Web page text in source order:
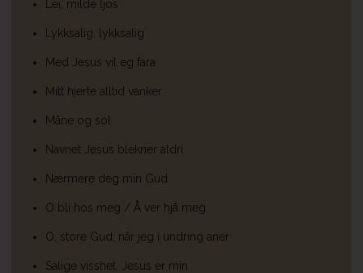
Lei, milde ljos
Lykksalig, lykksalig
Med Jesus vil eg fara
Mitt hjerte alltid vanker
Måne og sol
Navnet Jesus blekner aldri
Nærmere deg min Gud
O bli hos meg / Å ver hjå meg
O, store Gud, når jeg i undring aner
Salige visshet, Jesus er min